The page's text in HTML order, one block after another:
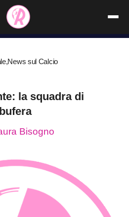
,News sul Calcio
la squadra di
Bisogno